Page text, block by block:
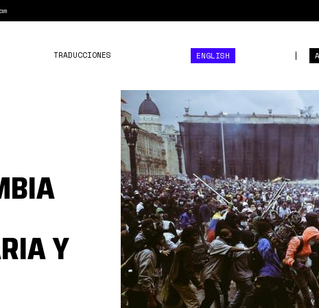
TRADUCCIONES ENGLISH
reformacolombia000.jpeg
Y